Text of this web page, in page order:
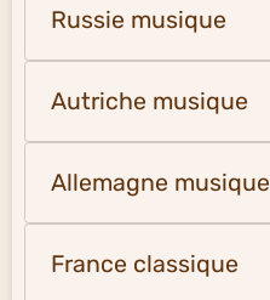
Russie musique
Autriche musique
Allemagne musique
France classique